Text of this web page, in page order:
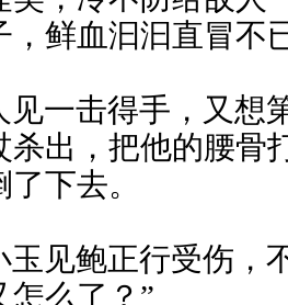
，鲜血汩汩直冒不
一击得手，又想
杀出，把他的腰骨
下去。
见鲍正行受伤，
怎么了？”